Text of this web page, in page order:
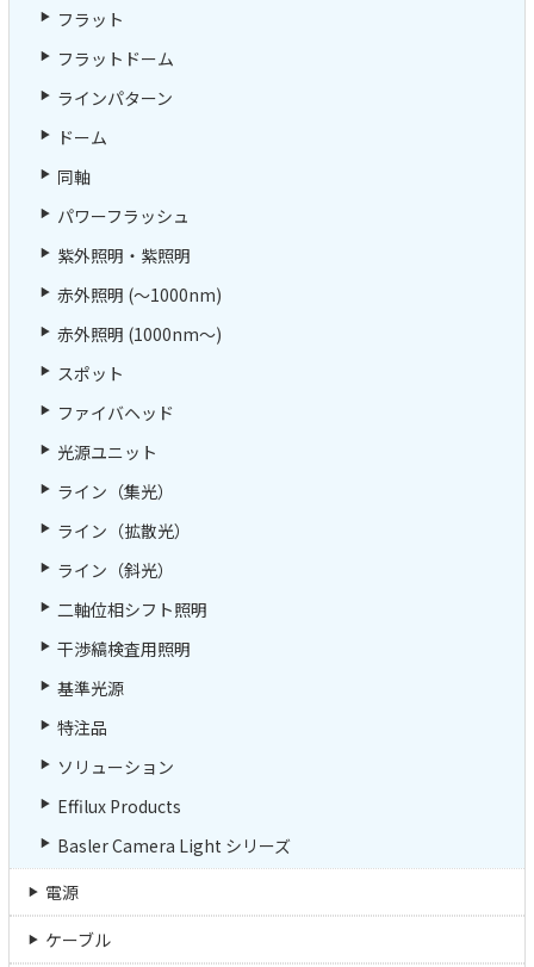
フラット
フラットドーム
ラインパターン
ドーム
同軸
パワーフラッシュ
紫外照明・紫照明
赤外照明 (～1000nm)
赤外照明 (1000nm～)
スポット
ファイバヘッド
光源ユニット
ライン（集光）
ライン（拡散光）
ライン（斜光）
二軸位相シフト照明
干渉縞検査用照明
基準光源
特注品
ソリューション
Effilux Products
Basler Camera Light シリーズ
電源
ケーブル